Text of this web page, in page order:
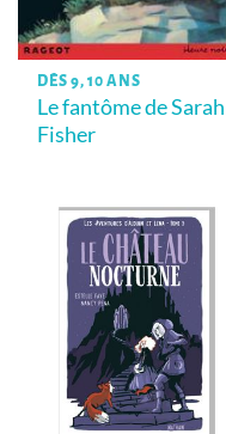
DÈS 9, 10 ANS
Le fantôme de Sarah
Fisher